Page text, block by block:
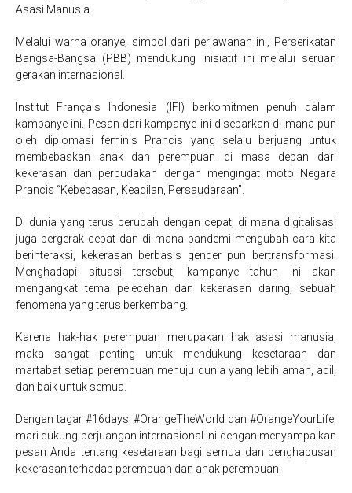
Asasi Manusia.
Melalui warna oranye, simbol dari perlawanan ini, Perserikatan
Bangsa-Bangsa (PBB) mendukung inisiatif ini melalui seruan
gerakan internasional.
Institut Français Indonesia (IFI) berkomitmen penuh dalam
kampanye ini. Pesan dari kampanye ini disebarkan di mana pun
oleh diplomasi feminis Prancis yang selalu berjuang untuk
membebaskan anak dan perempuan di masa depan dari
kekerasan dan perbudakan dengan mengingat moto Negara
Prancis “Kebebasan, Keadilan, Persaudaraan”.
Di dunia yang terus berubah dengan cepat, di mana digitalisasi
juga bergerak cepat dan di mana pandemi mengubah cara kita
berinteraksi, kekerasan berbasis gender pun bertransformasi.
Menghadapi situasi tersebut, kampanye tahun ini akan
mengangkat tema pelecehan dan kekerasan daring, sebuah
fenomena yang terus berkembang.
Karena hak-hak perempuan merupakan hak asasi manusia,
maka sangat penting untuk mendukung kesetaraan dan
martabat setiap perempuan menuju dunia yang lebih aman, adil,
dan baik untuk semua.
Dengan tagar #16days, #OrangeTheWorld dan #OrangeYourLife,
mari dukung perjuangan internasional ini dengan menyampaikan
pesan Anda tentang kesetaraan bagi semua dan penghapusan
kekerasan terhadap perempuan dan anak perempuan.